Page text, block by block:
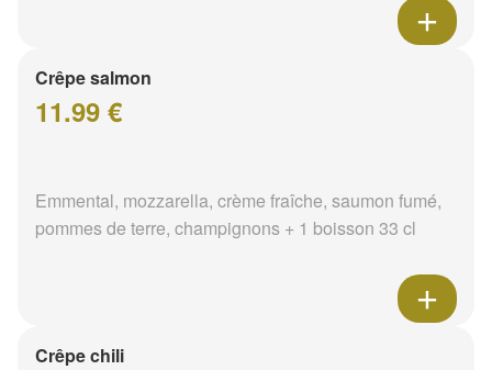
Crêpe salmon
11.99 €
Emmental, mozzarella, crème fraîche, saumon fumé,
pommes de terre, champignons + 1 boisson 33 cl
Crêpe chili